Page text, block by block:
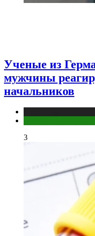
Ученые из
мужчины
начальников
3